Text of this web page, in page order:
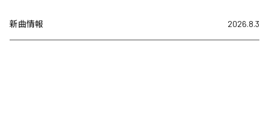
新曲情報 2026.8.3